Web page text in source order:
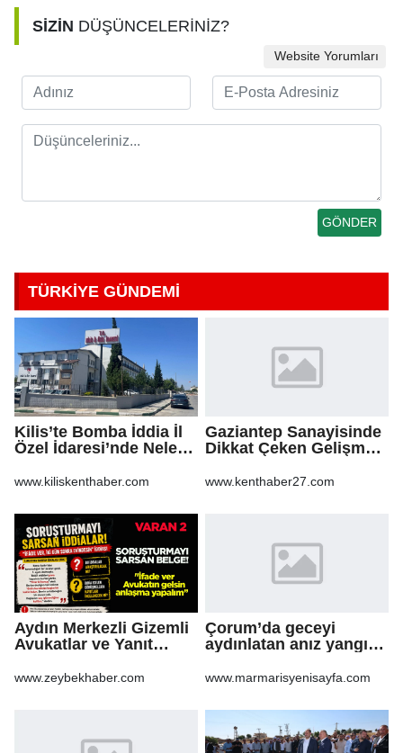
SİZİN DÜŞÜNCELERİNİZ?
Website Yorumları
TÜRKİYE GÜNDEMİ
Kilis’te Bomba İddia İl
Özel İdaresi’nde Neler
www.kiliskenthaber.com
Gaziantep Sanayisinde
Dikkat Çeken Gelişme,
Yeniden Yapılandırma
www.kenthaber27.com
Aydın Merkezli Gizemli
Avukatlar ve Yanıt
www.zeybekhaber.com
Çorum’da geceyi
aydınlatan anız yangını
www.marmarisyenisayfa.com